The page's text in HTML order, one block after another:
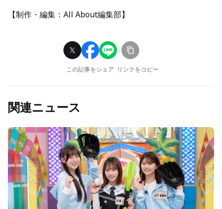
【制作・編集：All About編集部】
この記事をシェア リンクをコピー
関連ニュース